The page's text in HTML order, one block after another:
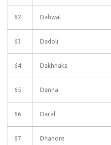
62 Dabwal
63 Dadoli
64 Dakhnaka
65 Danna
66 Daral
67 Dhanore